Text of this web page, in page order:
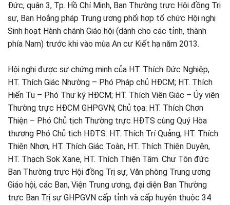
Đức, quận 3, Tp. Hồ Chí Minh, Ban Thường trực Hội đồng Trị
sự, Ban Hoằng pháp Trung ương phối hợp tổ chức Hội nghị
Sinh hoạt Hành chánh Giáo hội (dành cho các tỉnh, thành
phía Nam) trước khi vào mùa An cư Kiết hạ năm 2013.
Hội nghị được sự chứng minh của HT. Thích Đức Nghiệp,
HT. Thích Giác Nhường – Phó Pháp chủ HĐCM; HT. Thích
Hiển Tu – Phó Thư ký HĐCM; HT. Thích Viên Giác – Ủy viên
Thường trực HĐCM GHPGVN; Chủ tọa: HT. Thích Chơn
Thiện – Phó Chủ tịch Thường trực HĐTS cùng Quý Hòa
thượng Phó Chủ tịch HĐTS: HT. Thích Trí Quảng, HT. Thích
Thiện Nhơn, HT. Thích Giác Toàn, HT. Thích Thiện Duyên,
HT. Thạch Sok Xane, HT. Thích Thiện Tâm. Chư Tôn đức
Ban Thường trực Hội đồng Trị sự, Văn phòng Trung ương
Giáo hội, các Ban, Viện Trung ương, đại diện Ban Thường
trực Ban Trị sự GHPGVN cấp tỉnh và cấp huyện thuộc 34